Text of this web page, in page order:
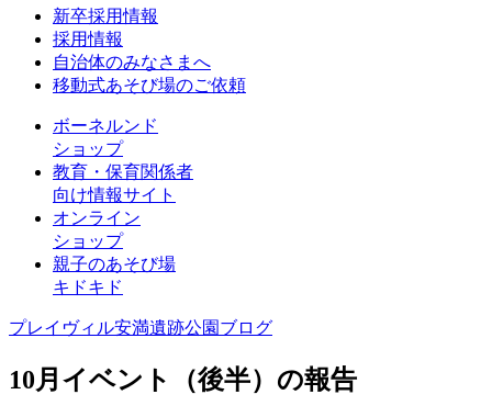
新卒採用情報
採用情報
自治体のみなさまへ
移動式あそび場のご依頼
ボーネルンド
ショップ
教育・保育関係者
向け情報サイト
オンライン
ショップ
親子のあそび場
キドキド
プレイヴィル安満遺跡公園ブログ
10月イベント（後半）の報告